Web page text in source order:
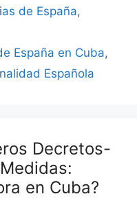
de España,
España en Cuba,
Española
Decretos-
en Cuba?